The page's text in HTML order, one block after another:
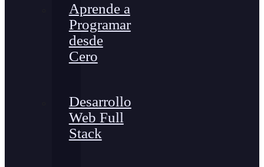
Aprende a
Programar
desde
Cero
Desarrollo
Web Full
Stack